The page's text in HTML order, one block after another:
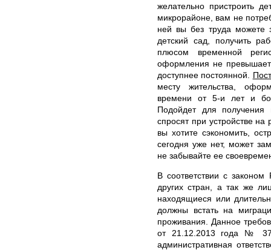
желательно пристроить
микрорайоне, вам не
ней вы без труда можете
детский сад, получить
плюсом временной
оформления не
доступнее постоянной.
месту жительства,
времени от 5-и лет и
Подойдет для получения
спросят при устройстве
вы хотите сэкономить,
сегодня уже нет, может
не забывайте ее
В соответствии с
других стран, а так же
находящиеся или
должны встать на
проживания. Данное
от 21.12.2013 года №
административная